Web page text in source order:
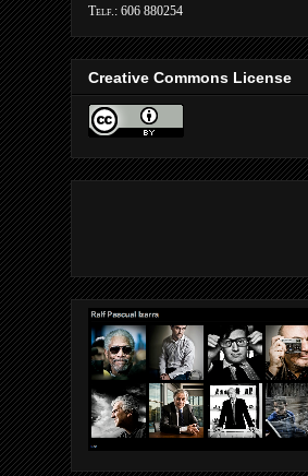
Telf.: 606 880254
Creative Commons License